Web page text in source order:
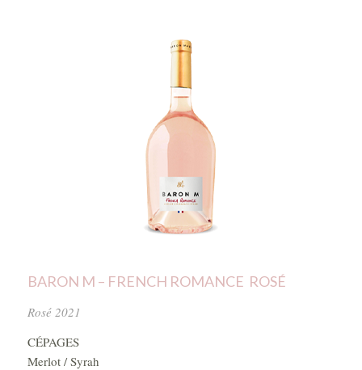
BARON M – FRENCH ROMANCE ROSÉ
Rosé 2021
CÉPAGES
Merlot / Syrah